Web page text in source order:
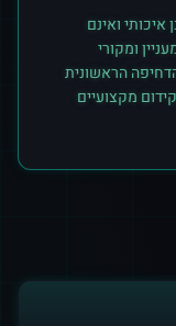
ואינם
ומקורי
הראשונית
מקצועיים